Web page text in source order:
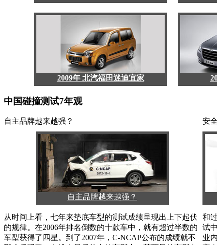
2009年 北汽福田迷迪宜家
中国碰撞测试7年观
自主品牌越来越强？
自主品牌越来越强？
从时间上看，七年来垫底车型的测试成绩呈现出上下起伏
的规律。在2006年排名倒数的十款车中，就有超过半数的
车型获得了四星。到了2007年，C-NCAP公布的成绩就不
安
和
试
业